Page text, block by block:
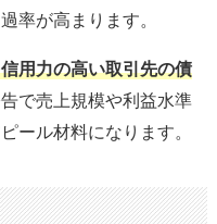
率が高まります。
用力の高い取引先の債
で売上規模や利益水準
ール材料になります。